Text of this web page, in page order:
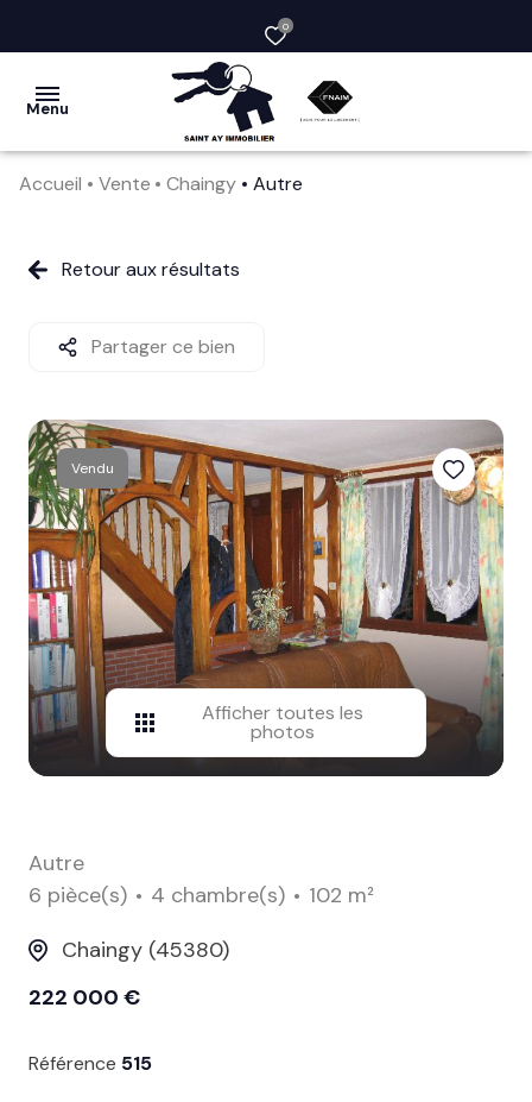
0
Menu
vendre
société
services
avis
clients
contact
Accueil Vente Chaingy Autre
Retour aux résultats
Partager ce bien
Vendu
Afficher toutes les
photos
Autre
6 pièce(s)
4 chambre(s)
102 m²
Chaingy (45380)
222 000 €
Référence 515